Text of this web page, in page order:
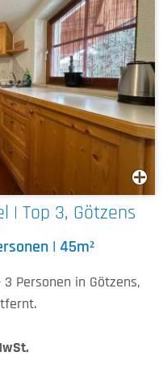
| Top 3, Götzens
| 45m²
Personen in Götzens,